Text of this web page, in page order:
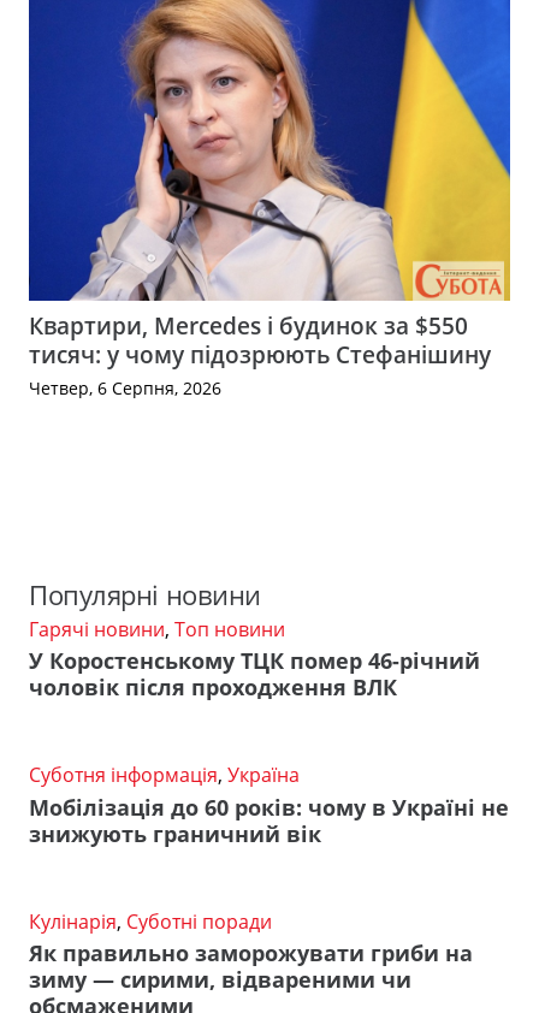
Квартири, Mercedes і будинок за $550
тисяч: у чому підозрюють Стефанішину
Четвер, 6 Серпня, 2026
Популярні новини
Гарячі новини, Топ новини
У Коростенському ТЦК помер 46-річний
чоловік після проходження ВЛК
Суботня інформація, Україна
Мобілізація до 60 років: чому в Україні не
знижують граничний вік
Кулінарія, Суботні поради
Як правильно заморожувати гриби на
зиму — сирими, відвареними чи
обсмаженими